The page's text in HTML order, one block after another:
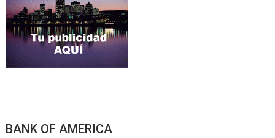
BANK OF AMERICA